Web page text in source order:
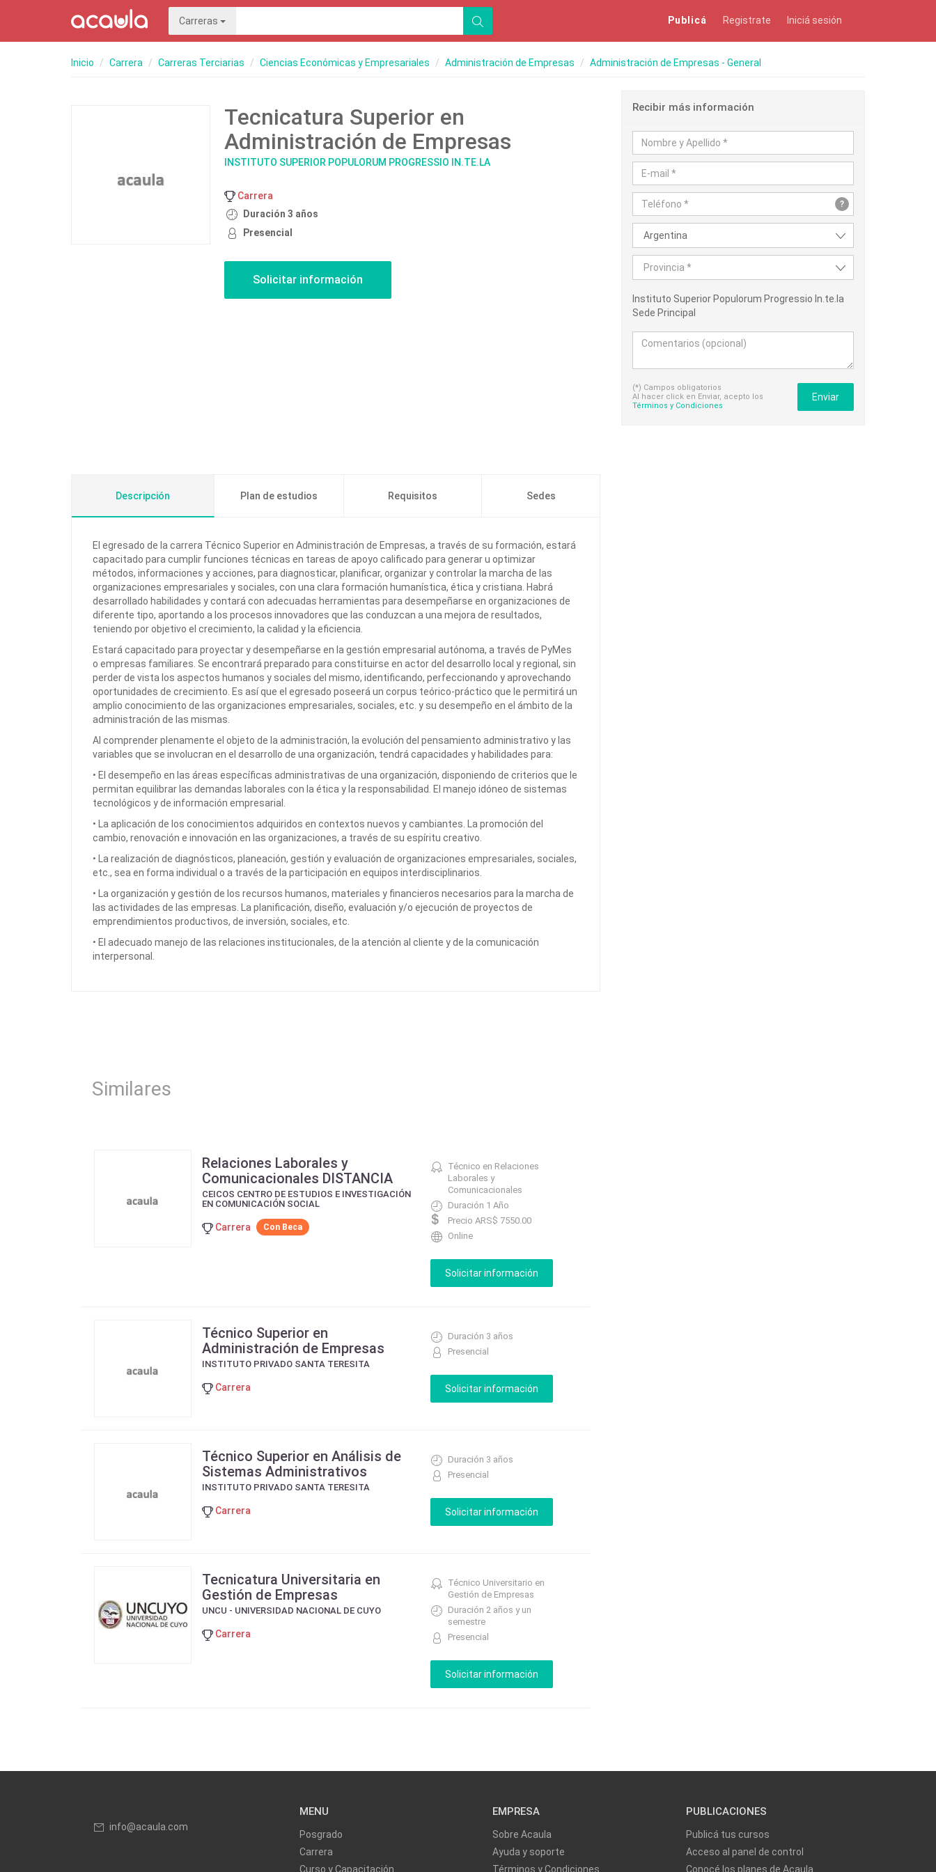
Carreras Publicá Registrate Iniciá sesión
Inicio Carrera Carreras Terciarias Ciencias Económicas y Empresariales Administración de Empresas Administración de Empresas - General
Tecnicatura Superior en
Administración de Empresas
INSTITUTO SUPERIOR POPULORUM PROGRESSIO IN.TE.LA
Carrera
Duración 3 años
Presencial
Recibir más información
?
Argentina
Provincia *
Instituto Superior Populorum Progressio In.te.la
Sede Principal
(*) Campos obligatorios
Al hacer click en Enviar, acepto los
Términos y Condiciones
Enviar
Descripción Plan de estudios Requisitos Sedes
El egresado de la carrera Técnico Superior en Administración de Empresas, a través de su formación, estará
capacitado para cumplir funciones técnicas en tareas de apoyo calificado para generar u optimizar
métodos, informaciones y acciones, para diagnosticar, planificar, organizar y controlar la marcha de las
organizaciones empresariales y sociales, con una clara formación humanística, ética y cristiana. Habrá
desarrollado habilidades y contará con adecuadas herramientas para desempeñarse en organizaciones de
diferente tipo, aportando a los procesos innovadores que las conduzcan a una mejora de resultados,
teniendo por objetivo el crecimiento, la calidad y la eficiencia.
Estará capacitado para proyectar y desempeñarse en la gestión empresarial autónoma, a través de PyMes
o empresas familiares. Se encontrará preparado para constituirse en actor del desarrollo local y regional, sin
perder de vista los aspectos humanos y sociales del mismo, identificando, perfeccionando y aprovechando
oportunidades de crecimiento. Es así que el egresado poseerá un corpus teórico-práctico que le permitirá un
amplio conocimiento de las organizaciones empresariales, sociales, etc. y su desempeño en el ámbito de la
administración de las mismas.
Al comprender plenamente el objeto de la administración, la evolución del pensamiento administrativo y las
variables que se involucran en el desarrollo de una organización, tendrá capacidades y habilidades para:
• El desempeño en las áreas específicas administrativas de una organización, disponiendo de criterios que le
permitan equilibrar las demandas laborales con la ética y la responsabilidad. El manejo idóneo de sistemas
tecnológicos y de información empresarial.
• La aplicación de los conocimientos adquiridos en contextos nuevos y cambiantes. La promoción del
cambio, renovación e innovación en las organizaciones, a través de su espíritu creativo.
• La realización de diagnósticos, planeación, gestión y evaluación de organizaciones empresariales, sociales,
etc., sea en forma individual o a través de la participación en equipos interdisciplinarios.
• La organización y gestión de los recursos humanos, materiales y financieros necesarios para la marcha de
las actividades de las empresas. La planificación, diseño, evaluación y/o ejecución de proyectos de
emprendimientos productivos, de inversión, sociales, etc.
• El adecuado manejo de las relaciones institucionales, de la atención al cliente y de la comunicación
interpersonal.
Similares
Relaciones Laborales y
Comunicacionales DISTANCIA
CEICOS CENTRO DE ESTUDIOS E INVESTIGACIÓN
EN COMUNICACIÓN SOCIAL
Carrera Con Beca
Técnico en Relaciones
Laborales y
Comunicacionales
Duración 1 Año
Precio ARS$ 7550.00
Online
Técnico Superior en
Administración de Empresas
INSTITUTO PRIVADO SANTA TERESITA
Carrera
Duración 3 años
Presencial
Técnico Superior en Análisis de
Sistemas Administrativos
INSTITUTO PRIVADO SANTA TERESITA
Carrera
Duración 3 años
Presencial
Tecnicatura Universitaria en
Gestión de Empresas
UNCU - UNIVERSIDAD NACIONAL DE CUYO
Carrera
Técnico Universitario en
Gestión de Empresas
Duración 2 años y un
semestre
Presencial
info@acaula.com
MENU
Posgrado
Carrera
Curso y Capacitación
EMPRESA
Sobre Acaula
Ayuda y soporte
Términos y Condiciones
PUBLICACIONES
Publicá tus cursos
Acceso al panel de control
Conocé los planes de Acaula